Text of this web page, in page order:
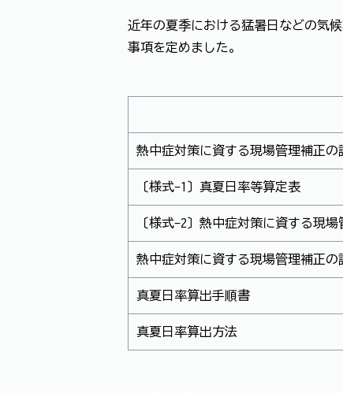
近年の夏季における猛暑日などの気
事項を定めました。
熱中症対策に資する現場管理補正の
〔様式-1〕真夏日率等算定表
〔様式-2〕熱中症対策に資する現
熱中症対策に資する現場管理補正の
真夏日率算出手順書
真夏日率算出方法